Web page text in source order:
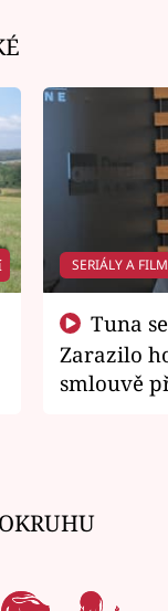
SERIÁLY A
Zarazilo
smlouvě